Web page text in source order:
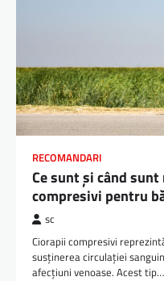
RECOMANDARI
Ce sunt și când
compresivi pentru
sc
Ciorapii compresivi
susținerea circulației
afecțiuni venoase. Acest tip…